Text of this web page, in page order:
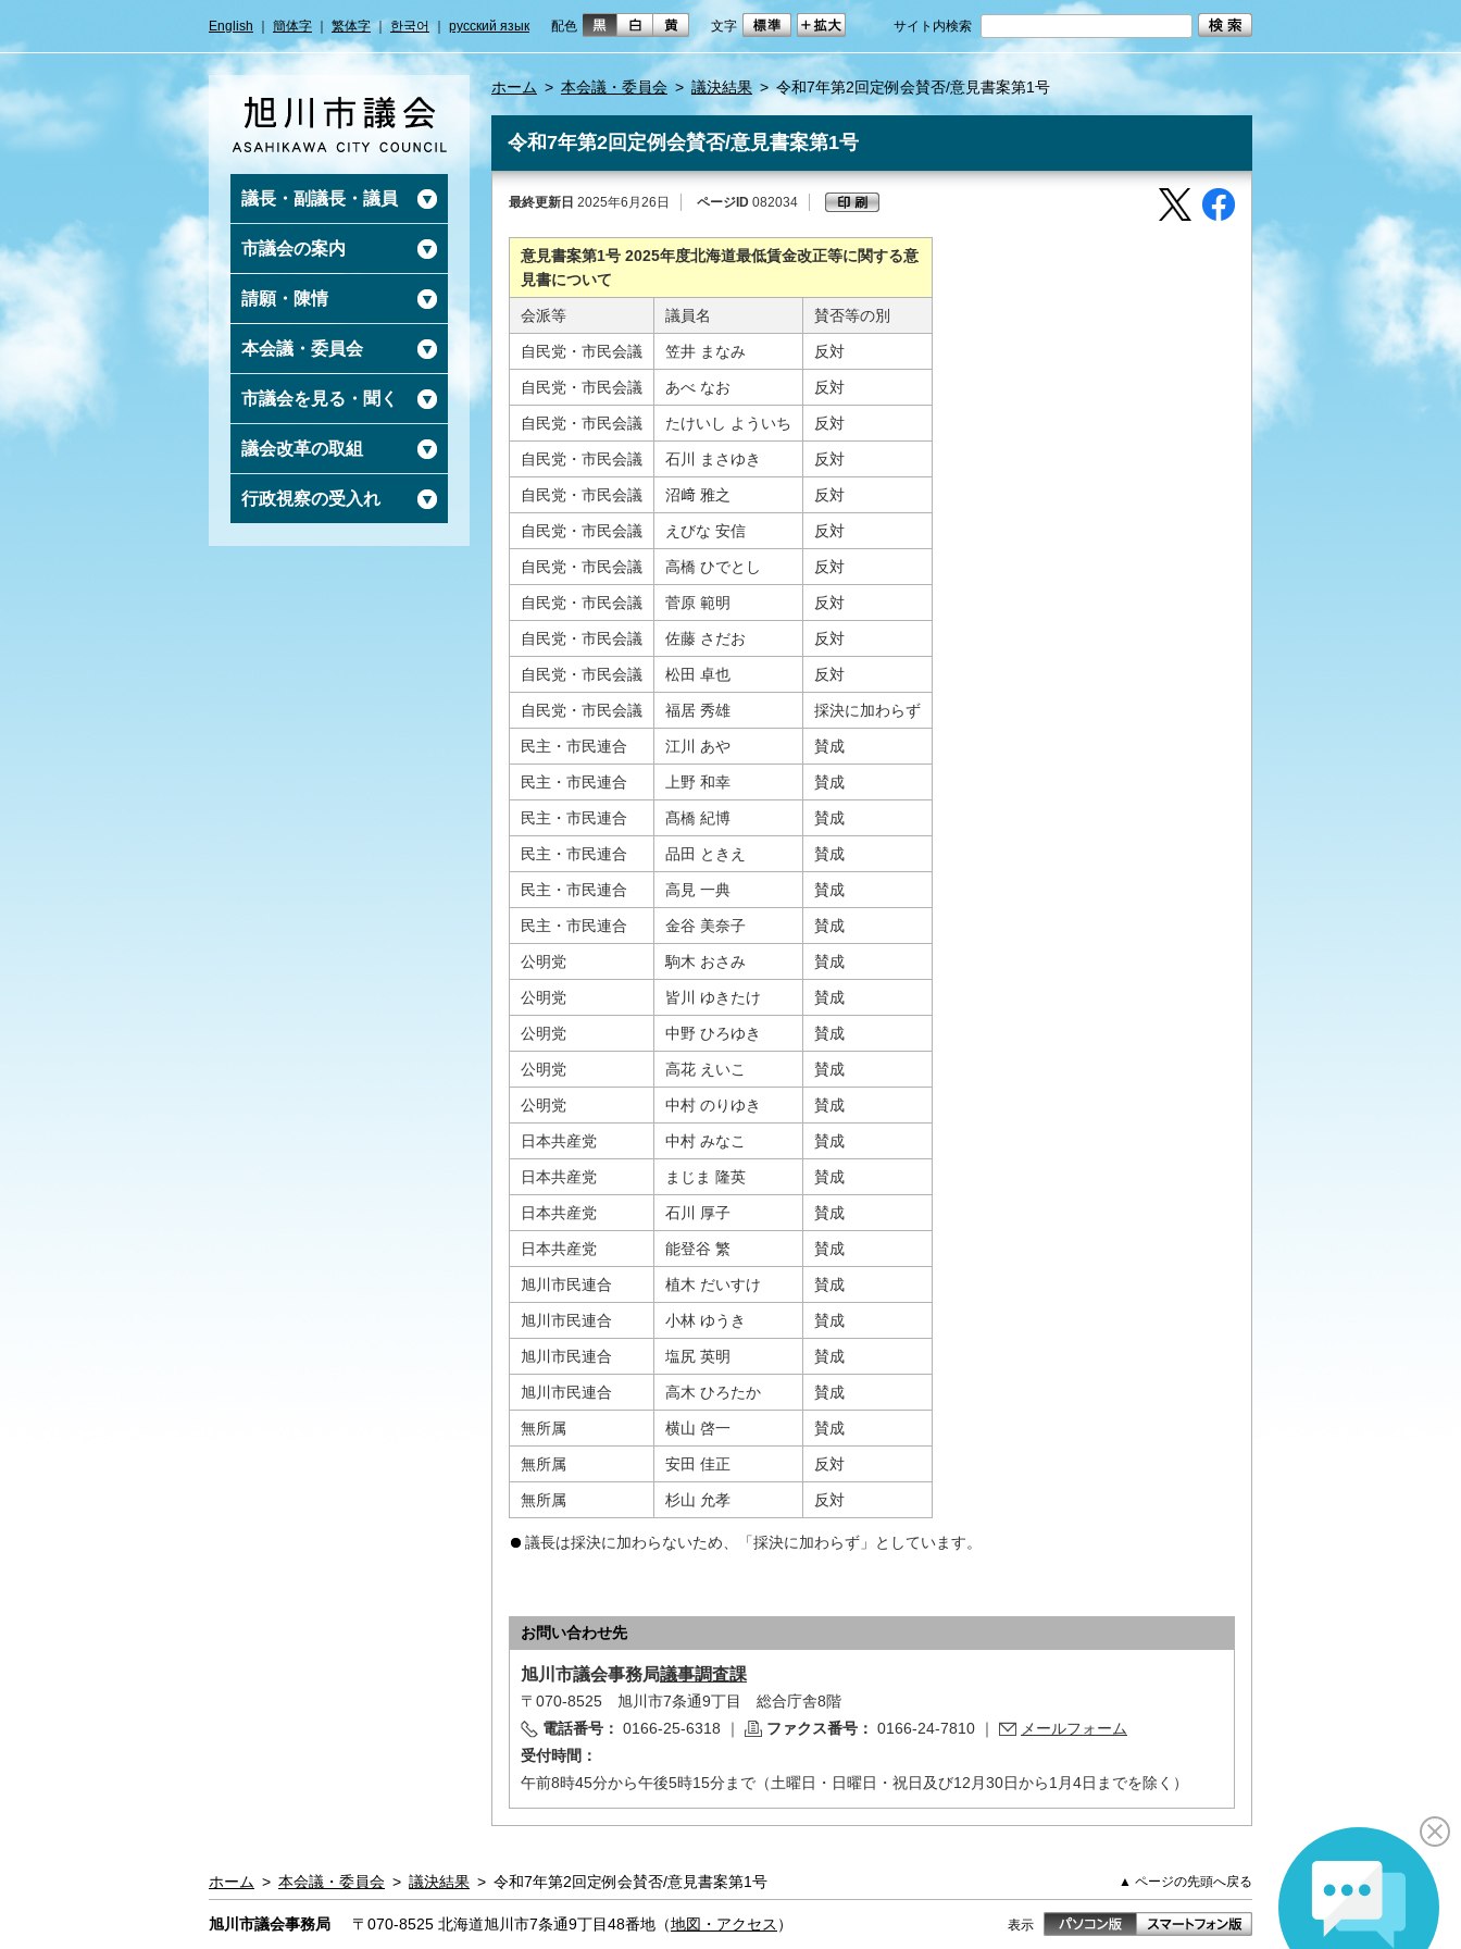
English 簡体字 繁体字｜ 한국어｜ русский язык 配色 文字 サイト内検索
議長・副議長・議員
市議会の案内
請願・陳情
本会議・委員会
市議会を見る・聞く
議会改革の取組
行政視察の受入れ
ホーム > 本会議・委員会 > 議決結果 > 令和7年第2回定例会賛否/意見書案第1号
令和7年第2回定例会賛否/意見書案第1号
最終更新日 2025年6月26日 ページID 082034
意見書案第1号 2025年度北海道最低賃金改正等に関する意
見書について
会派等 議員名 賛否等の別
自民党・市民会議 笠井 まなみ 反対
自民党・市民会議 あべ なお 反対
自民党・市民会議 たけいし よういち 反対
自民党・市民会議 石川 まさゆき 反対
自民党・市民会議 沼﨑 雅之 反対
自民党・市民会議 えびな 安信 反対
自民党・市民会議 高橋 ひでとし 反対
自民党・市民会議 菅原 範明 反対
自民党・市民会議 佐藤 さだお 反対
自民党・市民会議 松田 卓也 反対
自民党・市民会議 福居 秀雄 採決に加わらず
民主・市民連合 江川 あや 賛成
民主・市民連合 上野 和幸 賛成
民主・市民連合 髙橋 紀博 賛成
民主・市民連合 品田 ときえ 賛成
民主・市民連合 高見 一典 賛成
民主・市民連合 金谷 美奈子 賛成
公明党 駒木 おさみ 賛成
公明党 皆川 ゆきたけ 賛成
公明党 中野 ひろゆき 賛成
公明党 高花 えいこ 賛成
公明党 中村 のりゆき 賛成
日本共産党 中村 みなこ 賛成
日本共産党 まじま 隆英 賛成
日本共産党 石川 厚子 賛成
日本共産党 能登谷 繁 賛成
旭川市民連合 植木 だいすけ 賛成
旭川市民連合 小林 ゆうき 賛成
旭川市民連合 塩尻 英明 賛成
旭川市民連合 高木 ひろたか 賛成
無所属 横山 啓一 賛成
無所属 安田 佳正 反対
無所属 杉山 允孝 反対
議長は採決に加わらないため、「採決に加わらず」としています。
お問い合わせ先
旭川市議会事務局議事調査課
〒070-8525 旭川市7条通9丁目 総合庁舎8階
電話番号： 0166-25-6318 ｜ ファクス番号： 0166-24-7810 ｜
メールフォーム
受付時間：
午前8時45分から午後5時15分まで（土曜日・日曜日・祝日及び12月30日から1月4日までを除く）
ホーム > 本会議・委員会 > 議決結果 > 令和7年第2回定例会賛否/意見書案第1号 ▲ ページの先頭へ戻る
旭川市議会事務局 〒070-8525 北海道旭川市7条通9丁目48番地 （地図・アクセス ） 表示